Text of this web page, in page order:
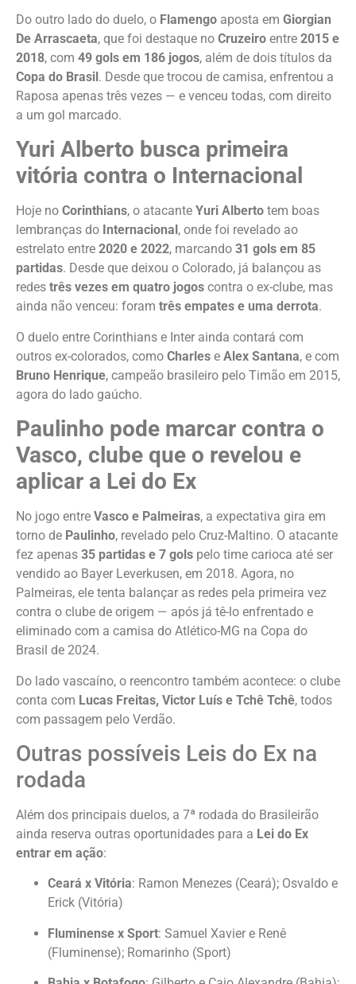
Do outro lado do duelo, o Flamengo aposta em Giorgian
De Arrascaeta, que foi destaque no Cruzeiro entre 2015 e
2018, com 49 gols em 186 jogos, além de dois títulos da
Copa do Brasil. Desde que trocou de camisa, enfrentou a
Raposa apenas três vezes — e venceu todas, com direito
a um gol marcado.
Yuri Alberto busca primeira
vitória contra o Internacional
Hoje no Corinthians, o atacante Yuri Alberto tem boas
lembranças do Internacional , onde foi revelado ao
estrelato entre 2020 e 2022, marcando 31 gols em 85
partidas. Desde que deixou o Colorado, já balançou as
redes três vezes em quatro jogos contra o ex-clube, mas
ainda não venceu: foram três empates e uma derrota.
O duelo entre Corinthians e Inter ainda contará com
outros ex-colorados, como Charles e Alex Santana, e com
Bruno Henrique, campeão brasileiro pelo Timão em 2015,
agora do lado gaúcho.
Paulinho pode marcar contra o
Vasco, clube que o revelou e
aplicar a Lei do Ex
No jogo entre Vasco e Palmeiras, a expectativa gira em
torno de Paulinho, revelado pelo Cruz-Maltino. O atacante
fez apenas 35 partidas e 7 gols pelo time carioca até ser
vendido ao Bayer Leverkusen, em 2018. Agora, no
Palmeiras, ele tenta balançar as redes pela primeira vez
contra o clube de origem — após já tê-lo enfrentado e
eliminado com a camisa do Atlético-MG na Copa do
Brasil de 2024.
Do lado vascaíno, o reencontro também acontece: o clube
conta com Lucas Freitas, Victor Luís e Tchê Tchê, todos
com passagem pelo Verdão.
Outras possíveis Leis do Ex na
rodada
Além dos principais duelos, a 7ª rodada do Brasileirão
ainda reserva outras oportunidades para a Lei do Ex
entrar em ação:
Ceará x Vitória: Ramon Menezes (Ceará); Osvaldo e
Erick (Vitória)
Fluminense x Sport: Samuel Xavier e Renê
(Fluminense); Romarinho (Sport)